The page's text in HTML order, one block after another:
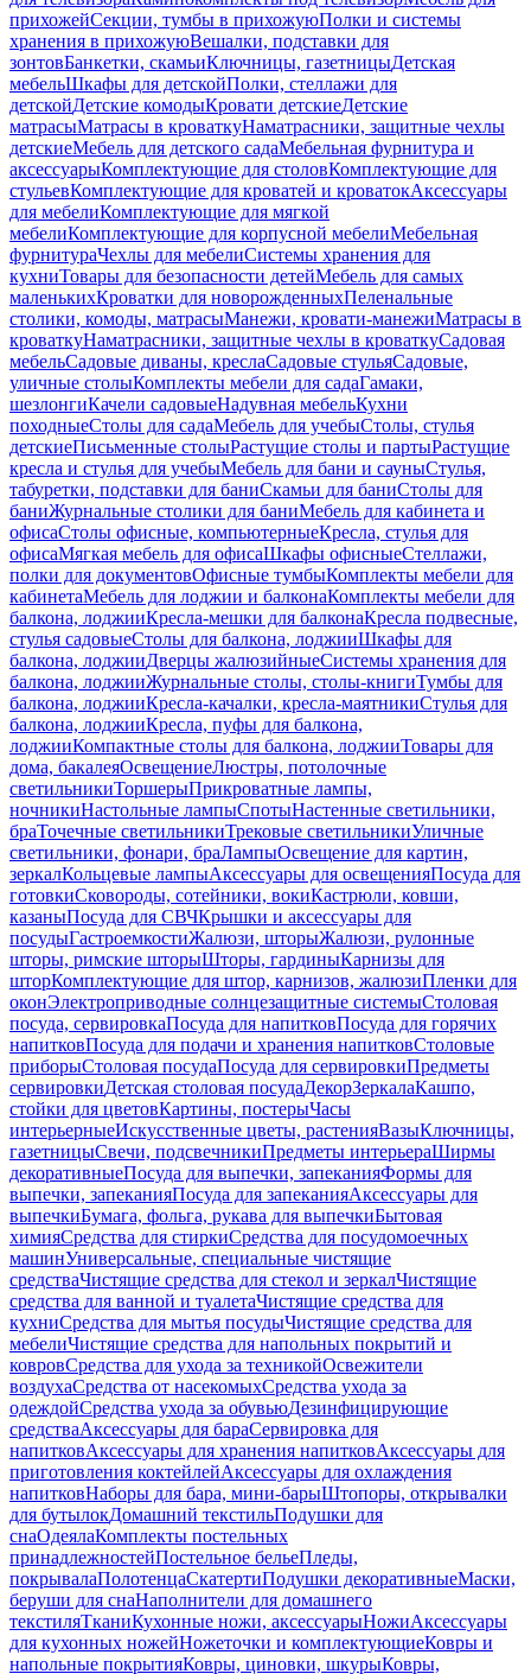
прихожейСекции, тумбы в прихожуюПолки и системы
хранения в прихожуюВешалки, подставки для
зонтовБанкетки, скамьиКлючницы, газетницыДетская
мебельШкафы для детскойПолки, стеллажи для
детскойДетские комодыКровати детскиеДетские
матрасыМатрасы в кроваткуНаматрасники, защитные чехлы
детскиеМебель для детского садаМебельная фурнитура и
аксессуарыКомплектующие для столовКомплектующие для
стульевКомплектующие для кроватей и кроватокАксессуары
для мебелиКомплектующие для мягкой
мебелиКомплектующие для корпусной мебелиМебельная
фурнитураЧехлы для мебелиСистемы хранения для
кухниТовары для безопасности детейМебель для самых
маленькихКроватки для новорожденныхПеленальные
столики, комоды, матрасыМанежи, кровати-манежиМатрасы в
кроваткуНаматрасники, защитные чехлы в кроваткуСадовая
мебельСадовые диваны, креслаСадовые стульяСадовые,
уличные столыКомплекты мебели для садаГамаки,
шезлонгиКачели садовыеНадувная мебельКухни
походныеСтолы для садаМебель для учебыСтолы, стулья
детскиеПисьменные столыРастущие столы и партыРастущие
кресла и стулья для учебыМебель для бани и сауныСтулья,
табуретки, подставки для баниСкамьи для баниСтолы для
баниЖурнальные столики для баниМебель для кабинета и
офисаСтолы офисные, компьютерныеКресла, стулья для
офисаМягкая мебель для офисаШкафы офисныеСтеллажи,
полки для документовОфисные тумбыКомплекты мебели для
кабинетаМебель для лоджии и балконаКомплекты мебели для
балкона, лоджииКресла-мешки для балконаКресла подвесные,
стулья садовыеСтолы для балкона, лоджииШкафы для
балкона, лоджииДверцы жалюзийныеСистемы хранения для
балкона, лоджииЖурнальные столы, столы-книгиТумбы для
балкона, лоджииКресла-качалки, кресла-маятникиСтулья для
балкона, лоджииКресла, пуфы для балкона,
лоджииКомпактные столы для балкона, лоджииТовары для
дома, бакалеяОсвещениеЛюстры, потолочные
светильникиТоршерыПрикроватные лампы,
ночникиНастольные лампыСпотыНастенные светильники,
браТочечные светильникиТрековые светильникиУличные
светильники, фонари, браЛампыОсвещение для картин,
зеркалКольцевые лампыАксессуары для освещенияПосуда для
готовкиСковороды, сотейники, вокиКастрюли, ковши,
казаныПосуда для СВЧКрышки и аксессуары для
посудыГастроемкостиЖалюзи, шторыЖалюзи, рулонные
шторы, римские шторыШторы, гардиныКарнизы для
шторКомплектующие для штор, карнизов, жалюзиПленки для
оконЭлектроприводные солнцезащитные системыСтоловая
посуда, сервировкаПосуда для напитковПосуда для горячих
напитковПосуда для подачи и хранения напитковСтоловые
приборыСтоловая посудаПосуда для сервировкиПредметы
сервировкиДетская столовая посудаДекорЗеркалаКашпо,
стойки для цветовКартины, постерыЧасы
интерьерныеИскусственные цветы, растенияВазыКлючницы,
газетницыСвечи, подсвечникиПредметы интерьераШирмы
декоративныеПосуда для выпечки, запеканияФормы для
выпечки, запеканияПосуда для запеканияАксессуары для
выпечкиБумага, фольга, рукава для выпечкиБытовая
химияСредства для стиркиСредства для посудомоечных
машинУниверсальные, специальные чистящие
средстваЧистящие средства для стекол и зеркалЧистящие
средства для ванной и туалетаЧистящие средства для
кухниСредства для мытья посудыЧистящие средства для
мебелиЧистящие средства для напольных покрытий и
ковровСредства для ухода за техникойОсвежители
воздухаСредства от насекомыхСредства ухода за
одеждойСредства ухода за обувьюДезинфицирующие
средстваАксессуары для бараСервировка для
напитковАксессуары для хранения напитковАксессуары для
приготовления коктейлейАксессуары для охлаждения
напитковНаборы для бара, мини-барыШтопоры, открывалки
для бутылокДомашний текстильПодушки для
снаОдеялаКомплекты постельных
принадлежностейПостельное бельеПледы,
покрывалаПолотенцаСкатертиПодушки декоративныеМаски,
беруши для снаНаполнители для домашнего
текстиляТканиКухонные ножи, аксессуарыНожиАксессуары
для кухонных ножейНожеточки и комплектующиеКовры и
напольные покрытияКовры, циновки, шкурыКовры,